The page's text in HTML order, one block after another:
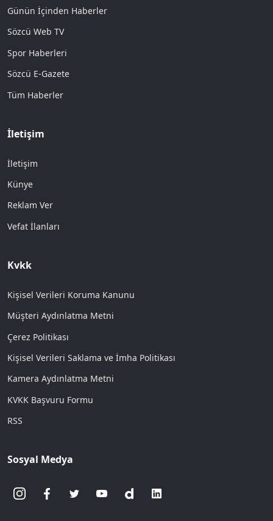
Günün İçinden Haberler
Sözcü Web TV
Spor Haberleri
Sözcü E-Gazete
Tüm Haberler
İletişim
İletişim
Künye
Reklam Ver
Vefat İlanları
Kvkk
Kişisel Verileri Koruma Kanunu
Müşteri Aydınlatma Metni
Çerez Politikası
Kişisel Verileri Saklama ve İmha Politikası
Kamera Aydınlatma Metni
KVKK Başvuru Formu
RSS
Sosyal Medya